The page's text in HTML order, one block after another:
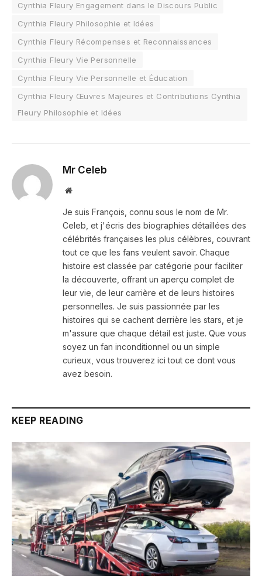
Cynthia Fleury Engagement dans le Discours Public
Cynthia Fleury Philosophie et Idées
Cynthia Fleury Récompenses et Reconnaissances
Cynthia Fleury Vie Personnelle
Cynthia Fleury Vie Personnelle et Éducation
Cynthia Fleury Œuvres Majeures et Contributions Cynthia
Fleury Philosophie et Idées
Mr Celeb
Website
Je suis François, connu sous le nom de Mr.
Celeb, et j'écris des biographies détaillées des
célébrités françaises les plus célèbres, couvrant
tout ce que les fans veulent savoir. Chaque
histoire est classée par catégorie pour faciliter
la découverte, offrant un aperçu complet de
leur vie, de leur carrière et de leurs histoires
personnelles. Je suis passionnée par les
histoires qui se cachent derrière les stars, et je
m'assure que chaque détail est juste. Que vous
soyez un fan inconditionnel ou un simple
curieux, vous trouverez ici tout ce dont vous
avez besoin.
KEEP READING